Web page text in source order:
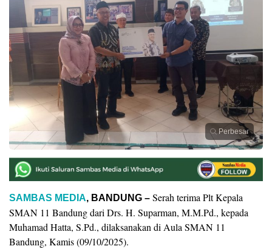
Perbesar
SAMBAS MEDIA, BANDUNG – Serah terima Plt Kepala
SMAN 11 Bandung dari Drs. H. Suparman, M.M.Pd., kepada
Muhamad Hatta, S.Pd., dilaksanakan di Aula SMAN 11
Bandung, Kamis (09/10/2025).